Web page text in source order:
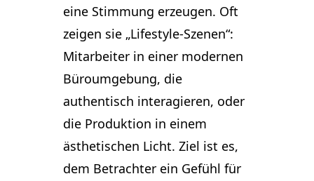
eine Stimmung erzeugen. Oft
zeigen sie „Lifestyle-Szenen“:
Mitarbeiter in einer modernen
Büroumgebung, die
authentisch interagieren, oder
die Produktion in einem
ästhetischen Licht. Ziel ist es,
dem Betrachter ein Gefühl für